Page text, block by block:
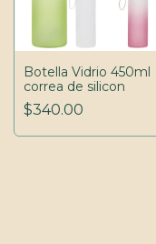
Botella Vidrio 450ml
correa de silicon
$340.00